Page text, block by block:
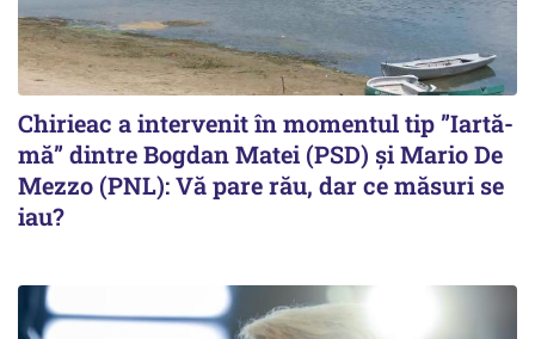
Chirieac a intervenit în momentul tip ”Iartă-
mă” dintre Bogdan Matei (PSD) și Mario De
Mezzo (PNL): Vă pare rău, dar ce măsuri se
iau?